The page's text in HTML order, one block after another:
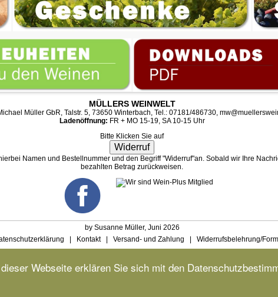
Webseite erklären Sie sich mit den
MÜLLERS WEINWELT
Müller GbR, Talstr. 5, 73650 Winterbach, Tel.: 07181/486730,
Ladenöffnung: FR + MO 15-19, SA 10-15 Uhr
Bitte Klicken Sie auf
Widerruf
Namen und Bestellnummer und den Begriff "Widerruf"an. Sobald wir Ihre
bezahlten Betrag zurückweisen.
by Susanne Müller, Juni 2026
Kontakt Versand- und Zahlung Widerrufsbelehrung/